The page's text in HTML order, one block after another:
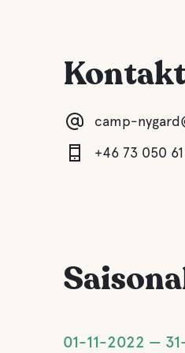
camp-
+46 73 050
01-11-2022